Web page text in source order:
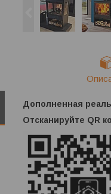
Дополненная
Отсканируйте QR